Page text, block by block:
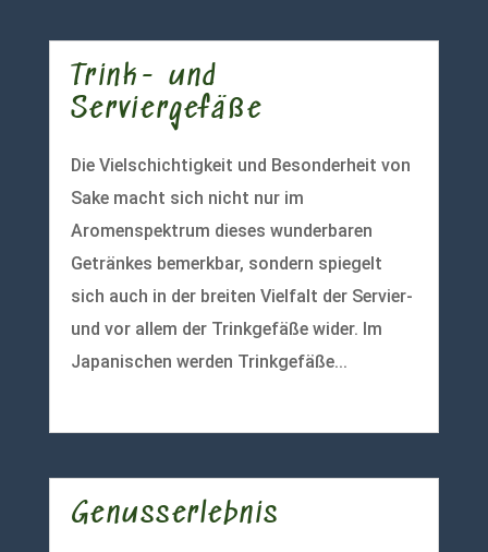
Trink- und
Serviergefäße
Die Vielschichtigkeit und Besonderheit von
Sake macht sich nicht nur im
Aromenspektrum dieses wunderbaren
Getränkes bemerkbar, sondern spiegelt
sich auch in der breiten Vielfalt der Servier-
und vor allem der Trinkgefäße wider. Im
Japanischen werden Trinkgefäße...
Genusserlebnis